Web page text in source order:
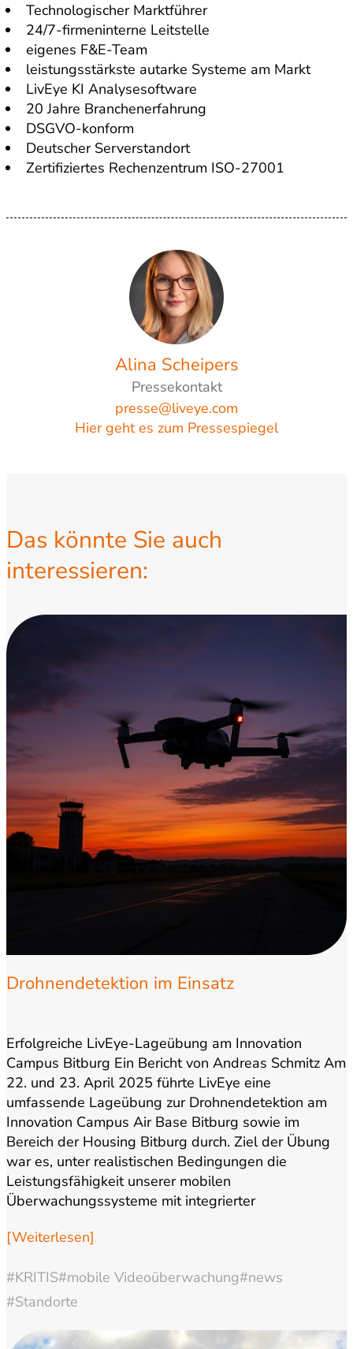
Technologischer Marktführer
24/7-firmeninterne Leitstelle
eigenes F&E-Team
leistungsstärkste autarke Systeme am Markt
LivEye KI Analysesoftware
20 Jahre Branchenerfahrung
DSGVO-konform
Deutscher Serverstandort
Zertifiziertes Rechenzentrum ISO-27001
Alina Scheipers
Pressekontakt
presse@liveye.com
Hier geht es zum Pressespiegel
Das könnte Sie auch
interessieren:
Drohnendetektion im Einsatz
Erfolgreiche LivEye-Lageübung am Innovation
Campus Bitburg Ein Bericht von Andreas Schmitz Am
22. und 23. April 2025 führte LivEye eine
umfassende Lageübung zur Drohnendetektion am
Innovation Campus Air Base Bitburg sowie im
Bereich der Housing Bitburg durch. Ziel der Übung
war es, unter realistischen Bedingungen die
Leistungsfähigkeit unserer mobilen
Überwachungssysteme mit integrierter
[Weiterlesen]
#KRITIS#mobile Videoüberwachung#news
#Standorte